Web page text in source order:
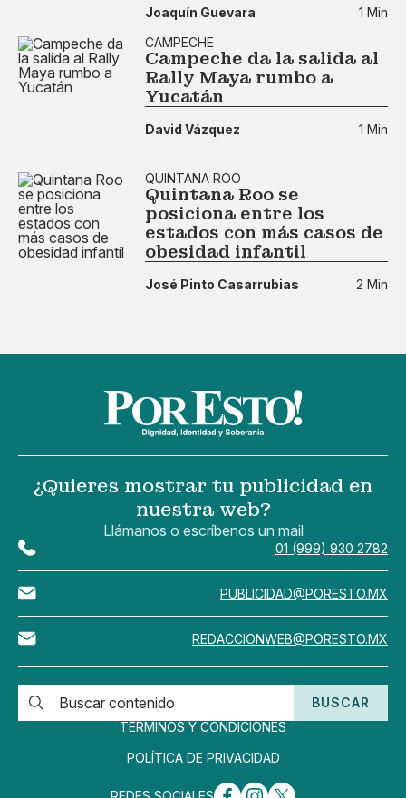
Joaquín Guevara
1 Min
CAMPECHE
Campeche da la salida al
Rally Maya rumbo a
Yucatán
David Vázquez 1 Min
QUINTANA ROO
Quintana Roo se
posiciona entre los
estados con más casos de
obesidad infantil
José Pinto Casarrubias 2 Min
¿Quieres mostrar tu publicidad en
nuestra web?
Llámanos o escríbenos un mail
01 (999) 930 2782
PUBLICIDAD@PORESTO.MX
REDACCIONWEB@PORESTO.MX
BUSCAR
TÉRMINOS Y CONDICIONES
POLÍTICA DE PRIVACIDAD